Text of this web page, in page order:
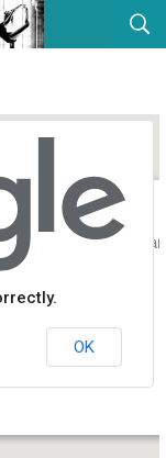
- Chapelle San
OK